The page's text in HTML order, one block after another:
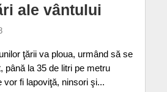
ale vântului
ţării va ploua, urmând să se
până la 35 de litri pe metru
vor fi lapoviţă, ninsori şi...